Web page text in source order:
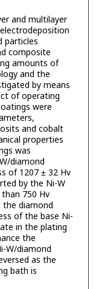
and multilayer
particles
composite
amounts of
and the
by means
of operating
were
and cobalt
properties
was
diamond
of 1207 ± 32 Hv
by the Ni-W
750 Hv
the diamond
of the base Ni-
in the plating
the
W/diamond
as the
bath is